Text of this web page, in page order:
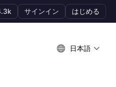
サインイン はじめる
日本語